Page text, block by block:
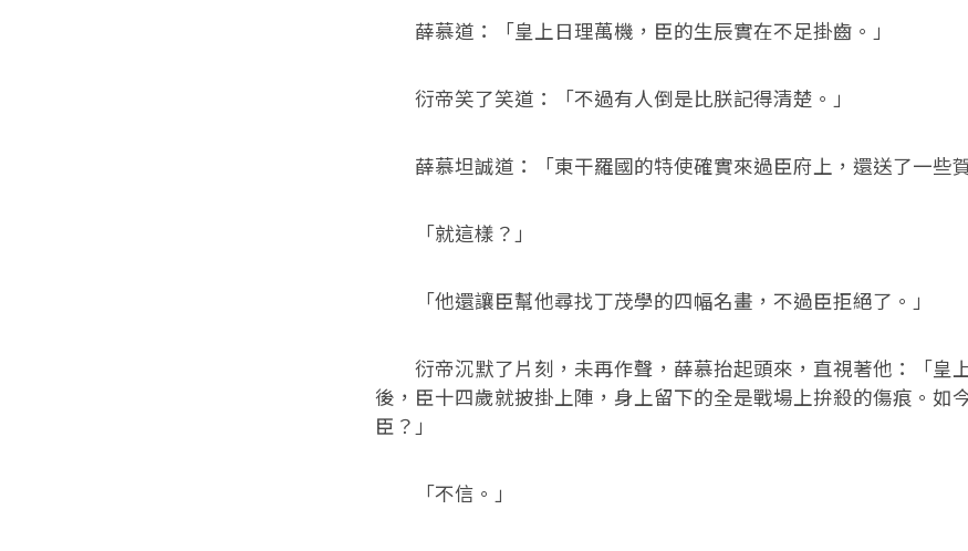
薛慕道：「皇上日理萬機，臣的生辰實在不足掛齒。」
衍帝笑了笑道：「不過有人倒是比朕記得清楚。」
薛慕坦誠道：「東干羅國的特使確實來過臣府上，還送了一些賀
「就這樣？」
「他還讓臣幫他尋找丁茂學的四幅名畫，不過臣拒絕了。」
衍帝沉默了片刻，未再作聲，薛慕抬起頭來，直視著他：「皇
後，臣十四歲就披掛上陣，身上留下的全是戰場上拚殺的傷痕。如
臣？」
「不信。」